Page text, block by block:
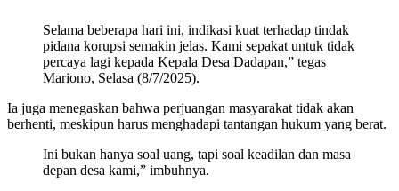
Selama beberapa hari ini, indikasi kuat terhadap tindak
pidana korupsi semakin jelas. Kami sepakat untuk tidak
percaya lagi kepada Kepala Desa Dadapan,” tegas
Mariono, Selasa (8/7/2025).
Ia juga menegaskan bahwa perjuangan masyarakat tidak akan
berhenti, meskipun harus menghadapi tantangan hukum yang berat.
Ini bukan hanya soal uang, tapi soal keadilan dan masa
depan desa kami,” imbuhnya.